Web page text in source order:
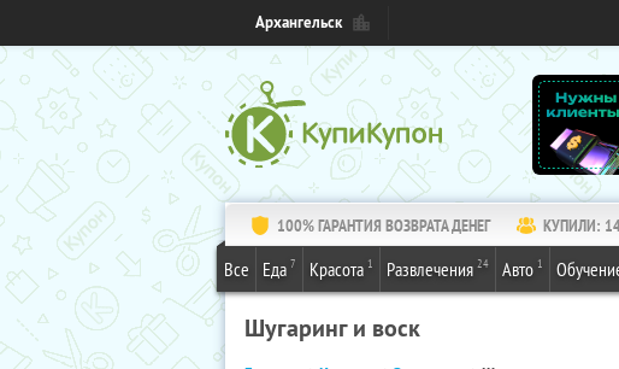
Архангельск
100% ГАРАНТИЯ ВОЗВРАТА ДЕНЕГ КУПИЛИ:
Все Еда 7 Красота 1 Развлечения 24 Авто 1
Шугаринг и воск